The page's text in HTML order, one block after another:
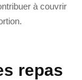
à couvrir
repas